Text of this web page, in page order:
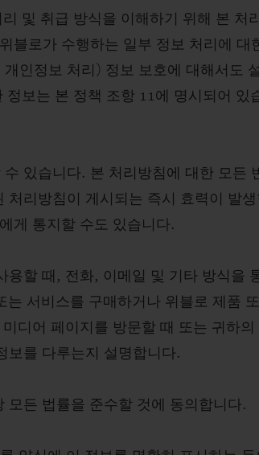
및 취급 방식을 이해하기 위해 본 처
블로가 수행하는 일부 정보 처리에 대
인정보 처리) 정보 보호에 대해서도
보는 본 정책 조항 11에 명시되어 있
있습니다. 본 처리방침에 대한 모든
리방침이 게시되는 즉시 효력이 발생
게 통지할 수도 있습니다.
할 때, 전화, 이메일 및 기타 방식을
서비스를 구매하거나 위블로 제품
디어 페이지를 방문할 때 또는 귀하의
보를 다루는지 설명합니다.
모든 법률을 준수할 것에 동의합니다.